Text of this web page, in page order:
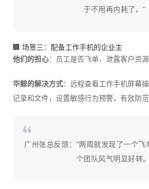
于不用再内耗了。”
🏢 场景三：配备工作手机的企业主
他们的担心：员工是否飞单、泄露客户资
华鲸的解决方式：远程查看工作手机屏幕
记录和文件，设置敏感行为预警，有效防范
广州张总反馈：“两周就发现了一个飞
个团队风气明显好转